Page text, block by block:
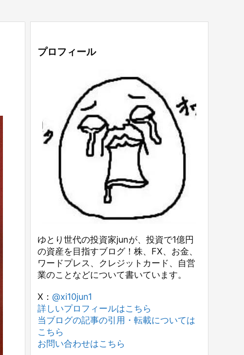
プロフィール
ゆとり世代の投資家junが、投資で1億円
の資産を目指すブログ！株、FX、お金、
ワードプレス、クレジットカード、自営
業のことなどについて書いています。
X： @xi10jun1
詳しいプロフィールはこちら
当ブログの記事の引用・転載については
こちら
お問い合わせはこちら